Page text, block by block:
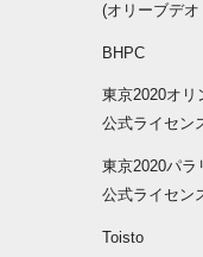
(オリーブデオ
BHPC
東京2020オリ
公式ライセン
東京2020パラ
公式ライセン
Toisto